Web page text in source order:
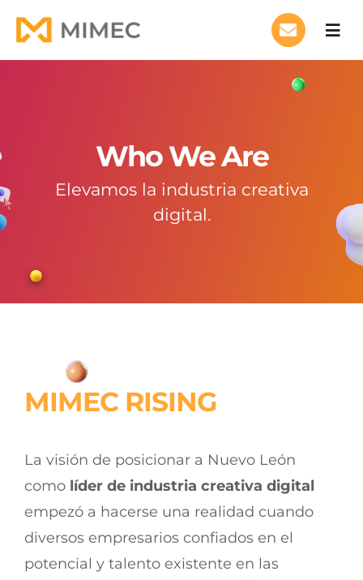
content
About Clusters
MIMEC News
Who We Are
Elevamos la industria creativa
digital.
MIMECRISING
La visión de posicionar a Nuevo León
como líder de industria creativa digital
empezó a hacerse una realidad cuando
diversos empresarios confiados en el
potencial y talento existente en las